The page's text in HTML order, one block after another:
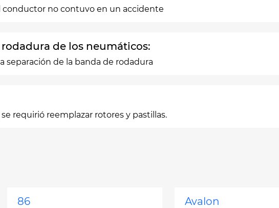
no contuvo en un accidente
de los neumáticos:
separación de la banda de rodadura
requirió reemplazar rotores y pastillas.
86 Avalon